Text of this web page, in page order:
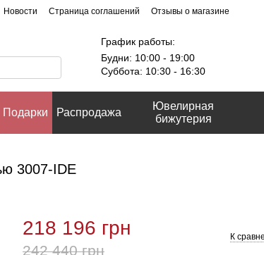
Новости Страница соглашений Отзывы о магазине
График работы:
Будни: 10:00 - 19:00
Суббота: 10:30 - 16:30
Подарки Распродажа
Ювелирная
бижутерия
3007-IDE
218 196 грн
242 440 грн
К